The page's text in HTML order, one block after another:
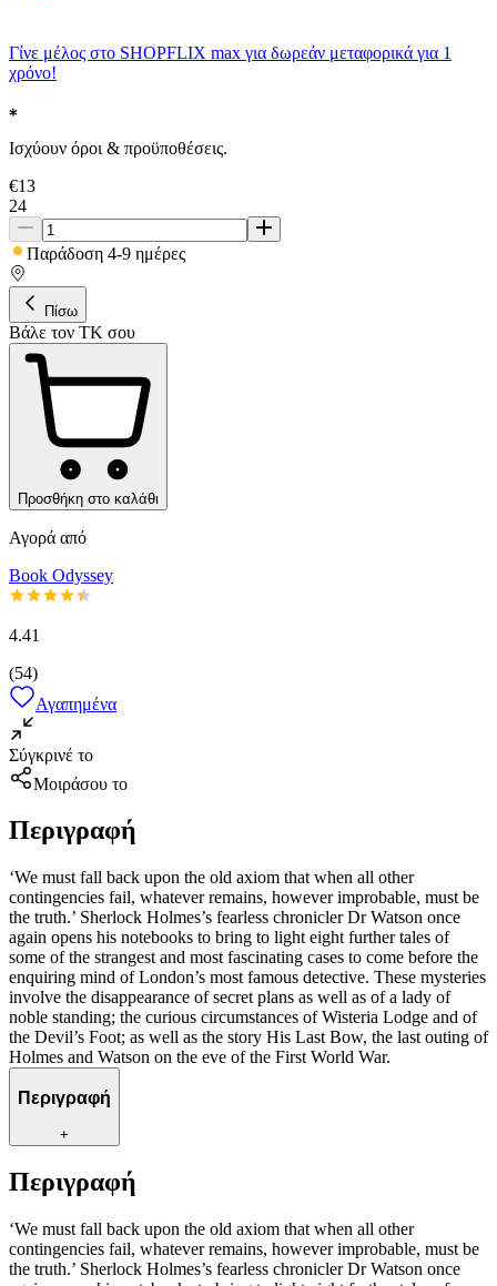
Γίνε μέλος στο SHOPFLIX max για δωρεάν μεταφορικά για 1
χρόνο!
Ισχύουν όροι & προϋποθέσεις.
€13
24
Παράδοση 4-9 ημέρες
Πίσω
Βάλε τον ΤΚ σου
Προσθήκη στο καλάθι
Αγορά από
Book Odyssey
4.41
(54)
Αγαπημένα
Σύγκρινέ το
Μοιράσου το
Περιγραφή
‘We must fall back upon the old axiom that when all other
contingencies fail, whatever remains, however improbable, must be
the truth.’ Sherlock Holmes’s fearless chronicler Dr Watson once
again opens his notebooks to bring to light eight further tales of
some of the strangest and most fascinating cases to come before the
enquiring mind of London’s most famous detective. These mysteries
involve the disappearance of secret plans as well as of a lady of
noble standing; the curious circumstances of Wisteria Lodge and of
the Devil’s Foot; as well as the story His Last Bow, the last outing of
Holmes and Watson on the eve of the First World War.
Περιγραφή
+
Περιγραφή
‘We must fall back upon the old axiom that when all other
contingencies fail, whatever remains, however improbable, must be
the truth.’ Sherlock Holmes’s fearless chronicler Dr Watson once